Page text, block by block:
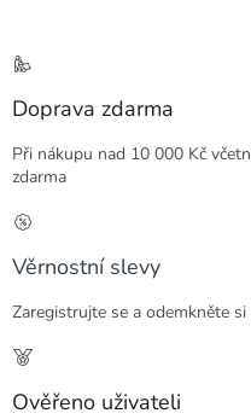
Doprava zdarma
Při nákupu nad 10 000 Kč
zdarma
Věrnostní slevy
Zaregistrujte se a odemkněte
Ověřeno uživateli